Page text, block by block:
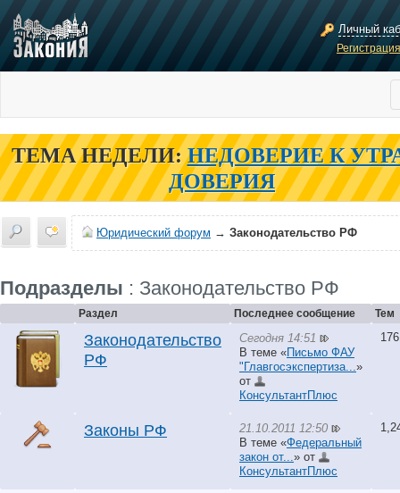
Личный
ТЕМА НЕДЕЛИ: НЕДОВЕРИЕ К
ДОВЕРИЯ
Юридический форум → Законодательство РФ
Подразделы : Законодательство РФ
Раздел Последнее сообщение Тем
Законодательство
РФ
Сегодня 14:51
В теме «Письмо ФАУ
"Главгосэкспертиза... »
от
КонсультантПлюс
Законы РФ
21.10.2011 12:50
В теме «Федеральный
закон от... » от
КонсультантПлюс